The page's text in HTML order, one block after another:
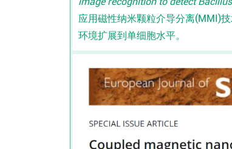
应用磁性纳米颗粒介导分离(MMI)
环境扩展到单细胞水平。